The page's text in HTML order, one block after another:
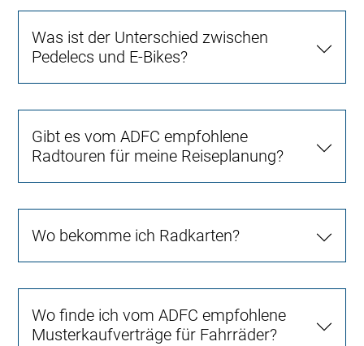
Was ist der Unterschied zwischen
Pedelecs und E-Bikes?
Gibt es vom ADFC empfohlene
Radtouren für meine Reiseplanung?
Wo bekomme ich Radkarten?
Wo finde ich vom ADFC empfohlene
Musterkaufverträge für Fahrräder?